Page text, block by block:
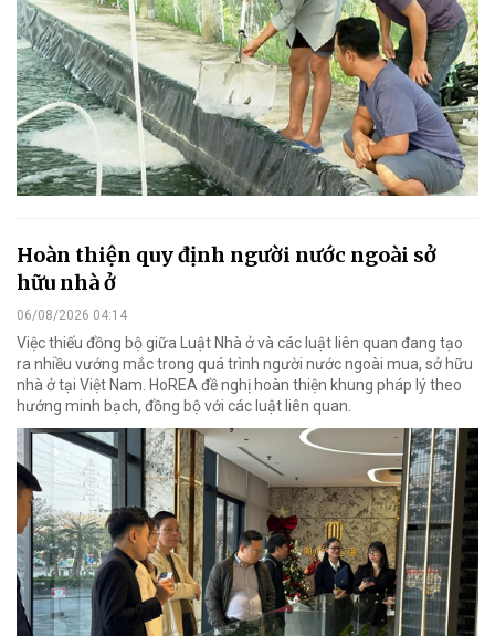
Hoàn thiện quy định người nước ngoài sở
hữu nhà ở
06/08/2026 04:14
Việc thiếu đồng bộ giữa Luật Nhà ở và các luật liên quan đang tạo
ra nhiều vướng mắc trong quá trình người nước ngoài mua, sở hữu
nhà ở tại Việt Nam. HoREA đề nghị hoàn thiện khung pháp lý theo
hướng minh bạch, đồng bộ với các luật liên quan.